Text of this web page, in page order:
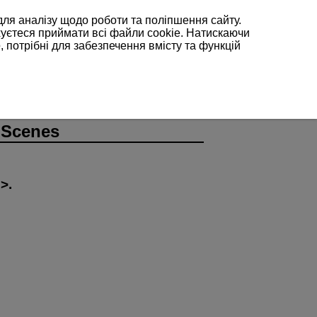
.
аналізу щодо роботи та поліпшення сайту.
приймати всі файли cookie. Натискаючи
для забезпечення вмісту та функцій